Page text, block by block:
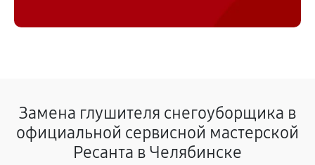
Замена глушителя снегоуборщика в
официальной сервисной мастерской
Ресанта в Челябинске